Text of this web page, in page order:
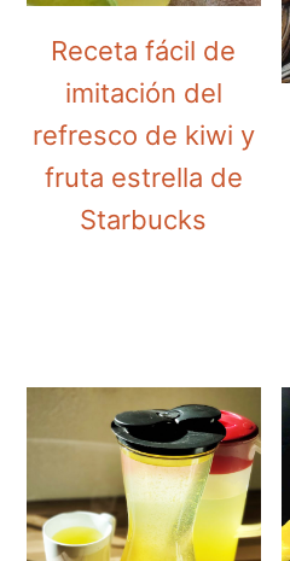
Receta fácil de
imitación del
refresco de kiwi y
fruta estrella de
Starbucks